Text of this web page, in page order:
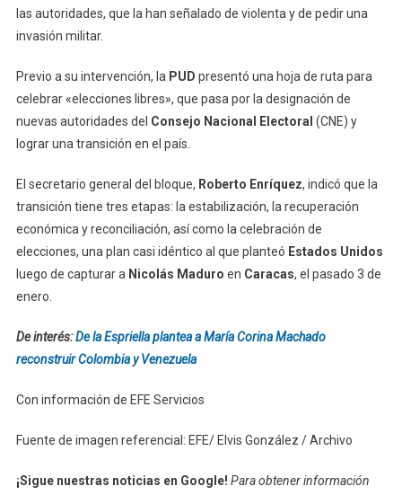
las autoridades, que la han señalado de violenta y de pedir una
invasión militar.
Previo a su intervención, la PUD presentó una hoja de ruta para
celebrar «elecciones libres», que pasa por la designación de
nuevas autoridades del Consejo Nacional Electoral (CNE) y
lograr una transición en el país.
El secretario general del bloque, Roberto Enríquez, indicó que la
transición tiene tres etapas: la estabilización, la recuperación
económica y reconciliación, así como la celebración de
elecciones, una plan casi idéntico al que planteó Estados Unidos
luego de capturar aNicolás Maduro en Caracas, el pasado 3 de
enero.
De interés:De la Espriella plantea a María Corina Machado
reconstruir Colombia y Venezuela
Con información de EFE Servicios
Fuente de imagen referencial: EFE/ Elvis González / Archivo
¡Sigue nuestras noticias en Google! Para obtener información